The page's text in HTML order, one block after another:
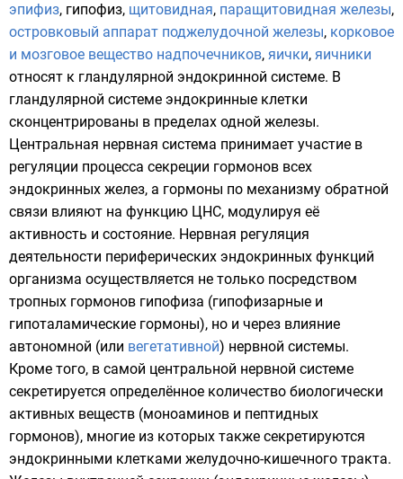
эпифиз, гипофиз, щитовидная, паращитовидная железы,
островковый аппарат поджелудочной железы, корковое
и мозговое вещество надпочечников, яички, яичники
относят к гландулярной эндокринной системе. В
гландулярной системе эндокринные клетки
сконцентрированы в пределах одной железы.
Центральная нервная система принимает участие в
регуляции процесса секреции гормонов всех
эндокринных желез, а гормоны по механизму обратной
связи влияют на функцию ЦНС, модулируя её
активность и состояние. Нервная регуляция
деятельности периферических эндокринных функций
организма осуществляется не только посредством
тропных гормонов гипофиза (гипофизарные и
гипоталамические гормоны), но и через влияние
автономной (или вегетативной) нервной системы.
Кроме того, в самой центральной нервной системе
секретируется определённое количество биологически
активных веществ (моноаминов и пептидных
гормонов), многие из которых также секретируются
эндокринными клетками желудочно-кишечного тракта.